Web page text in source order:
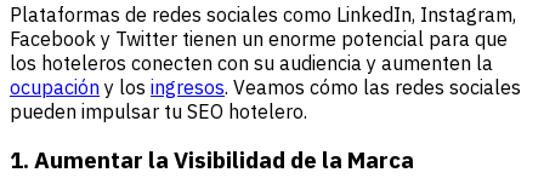
Plataformas de redes sociales como LinkedIn, Instagram,
Facebook y Twitter tienen un enorme potencial para que
los hoteleros conecten con su audiencia y aumenten la
ocupación y los ingresos. Veamos cómo las redes sociales
pueden impulsar tu SEO hotelero.
1. Aumentar la Visibilidad de la Marca